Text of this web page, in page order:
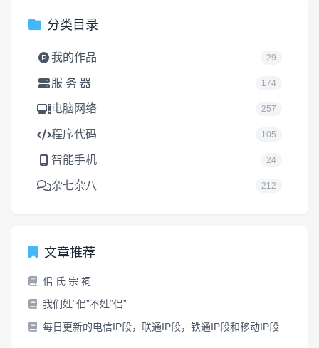
分类目录
我的作品 29
服 务 器 174
电脑网络 257
程序代码 105
智能手机 24
杂七杂八 212
文章推荐
佀 氏 宗 祠
我们姓“佀”不姓“侣”
每日更新的电信IP段，联通IP段，铁通IP段和移动IP段